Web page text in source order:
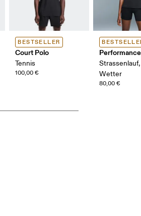
BESTSELLER
Court Polo
Tennis
100,00 €
Wetter
80,00 €